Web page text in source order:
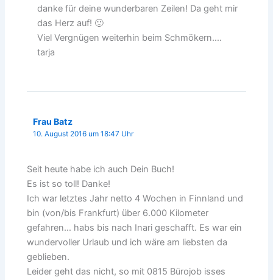
danke für deine wunderbaren Zeilen! Da geht mir
das Herz auf! 🙂
Viel Vergnügen weiterhin beim Schmökern….
tarja
Frau Batz
10. August 2016 um 18:47 Uhr
Seit heute habe ich auch Dein Buch!
Es ist so toll! Danke!
Ich war letztes Jahr netto 4 Wochen in Finnland und
bin (von/bis Frankfurt) über 6.000 Kilometer
gefahren… habs bis nach Inari geschafft. Es war ein
wundervoller Urlaub und ich wäre am liebsten da
geblieben.
Leider geht das nicht, so mit 0815 Bürojob isses